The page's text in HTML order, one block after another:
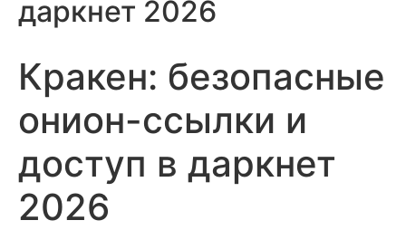
даркнет 2026
Кракен: безопасные
онион-ссылки и
доступ в даркнет
2026